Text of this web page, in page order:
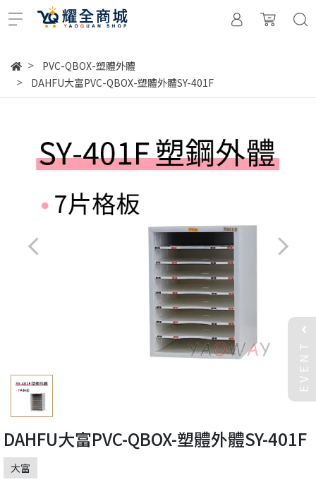
PVC-QBOX-塑體外體
DAHFU大富PVC-QBOX-塑體外體SY-401F
DAHFU大富PVC-QBOX-塑體外體SY-401F
大富
EVENT